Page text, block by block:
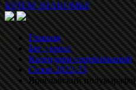
БУДЕМ ЗНАКОМЫ!
Главная
Бег / кросс
Календари соревнований
Сезон 2022-23
Ярославский